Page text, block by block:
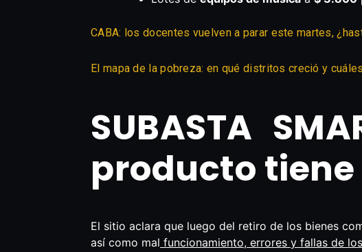
CABA: los docentes vuelven a parar este martes,
El mapa de la pobreza: en qué distritos creció y
SUBASTA
producto
El sitio aclara que luego del retiro de los bienes
así como mal funcionamiento, errores y fallas de